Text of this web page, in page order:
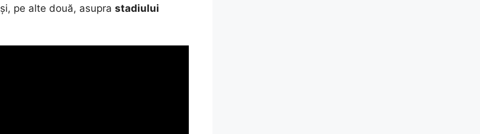
și, pe alte două, asupra stadiului